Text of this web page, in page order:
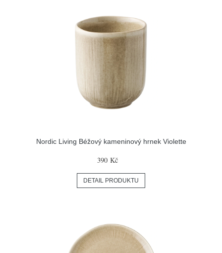
Nordic Living Béžový kameninový hrnek Violette
390 Kč
DETAIL PRODUKTU